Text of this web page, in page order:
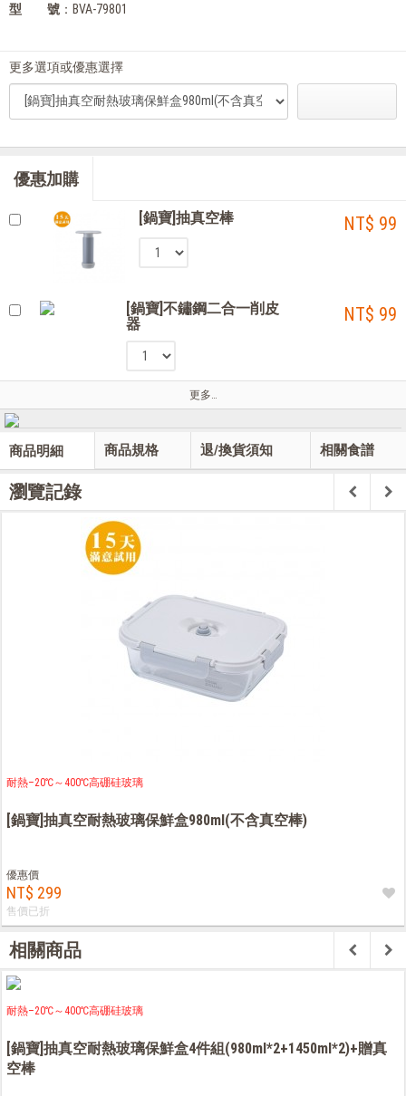
型 號 ：BVA-79801
更多選項或優惠選擇
優惠加購
[鍋寶]抽真空棒 NT$ 99
[鍋寶]不鏽鋼二合一削皮
器
NT$ 99
更多…
商品明細 商品規格 退/換貨須知 相關食譜
瀏覽記錄
耐熱–20℃～400℃高硼硅玻璃
[鍋寶]抽真空耐熱玻璃保鮮盒980ml(不含真空棒)
優惠價
NT$ 299
售價已折
相關商品
耐熱–20℃～400℃高硼硅玻璃
[鍋寶]抽真空耐熱玻璃保鮮盒4件組(980ml*2+1450ml*2)+贈真
空棒